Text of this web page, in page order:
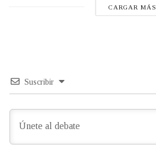
CARGAR MÁS
Suscribir